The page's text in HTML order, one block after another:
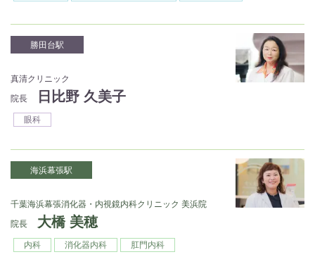
勝田台駅
真清クリニック
院長
日比野 久美子
眼科
海浜幕張駅
千葉海浜幕張消化器・内視鏡内科クリニック 美浜院
院長
大橋 美穂
内科 消化器内科 肛門内科